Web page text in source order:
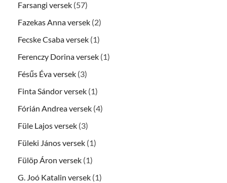
Farsangi versek (57)
Fazekas Anna versek (2)
Fecske Csaba versek (1)
Ferenczy Dorina versek (1)
Fésűs Éva versek (3)
Finta Sándor versek (1)
Fórián Andrea versek (4)
Füle Lajos versek (3)
Füleki János versek (1)
Fülöp Áron versek (1)
G. Joó Katalin versek (1)